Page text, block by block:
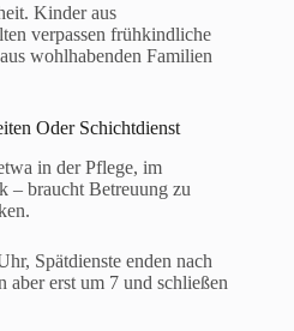
Kinder aus
verpassen frühkindliche
wohlhabenden Familien
Oder Schichtdienst
in der Pflege, im
– braucht Betreuung zu
Spätdienste enden nach
erst um 7 und schließen